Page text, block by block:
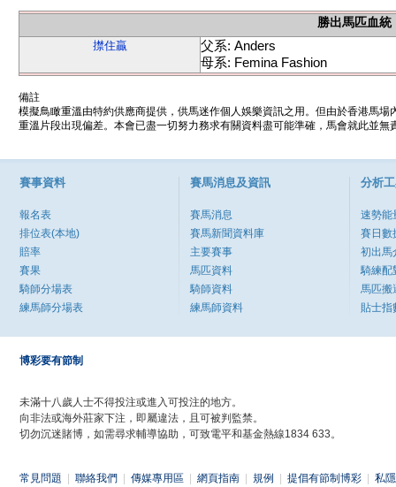
勝出馬匹血統
㩒住贏
父系: Anders
母系: Femina Fashion
備註
模擬鳥瞰重溫由特約供應商提供，供馬迷作個人娛樂資訊之用。但由於香港馬
重溫片段出現偏差。本會已盡一切努力務求有關資料盡可能準確，馬會就此並
賽事資料
報名表
排位表(本地)
賠率
賽果
騎師分場表
練馬師分場表
賽馬消息及資訊
賽馬消息
賽馬新聞資料庫
主要賽事
馬匹資料
騎師資料
練馬師資料
分析
速勢能
賽日數
初出馬
騎練配
馬匹搬
貼士指
博彩要有節制
未滿十八歲人士不得投注或進入可投注的地方。
向非法或海外莊家下注，即屬違法，且可被判監禁。
切勿沉迷賭博，如需尋求輔導協助，可致電平和基金熱線1834 633。
常見問題 聯絡我們 傳媒專用區 網頁指南 規例 提倡有節制博彩 私